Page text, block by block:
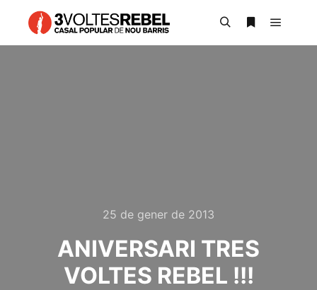
25 de gener de 2013
ANIVERSARI TRES
VOLTES REBEL !!!